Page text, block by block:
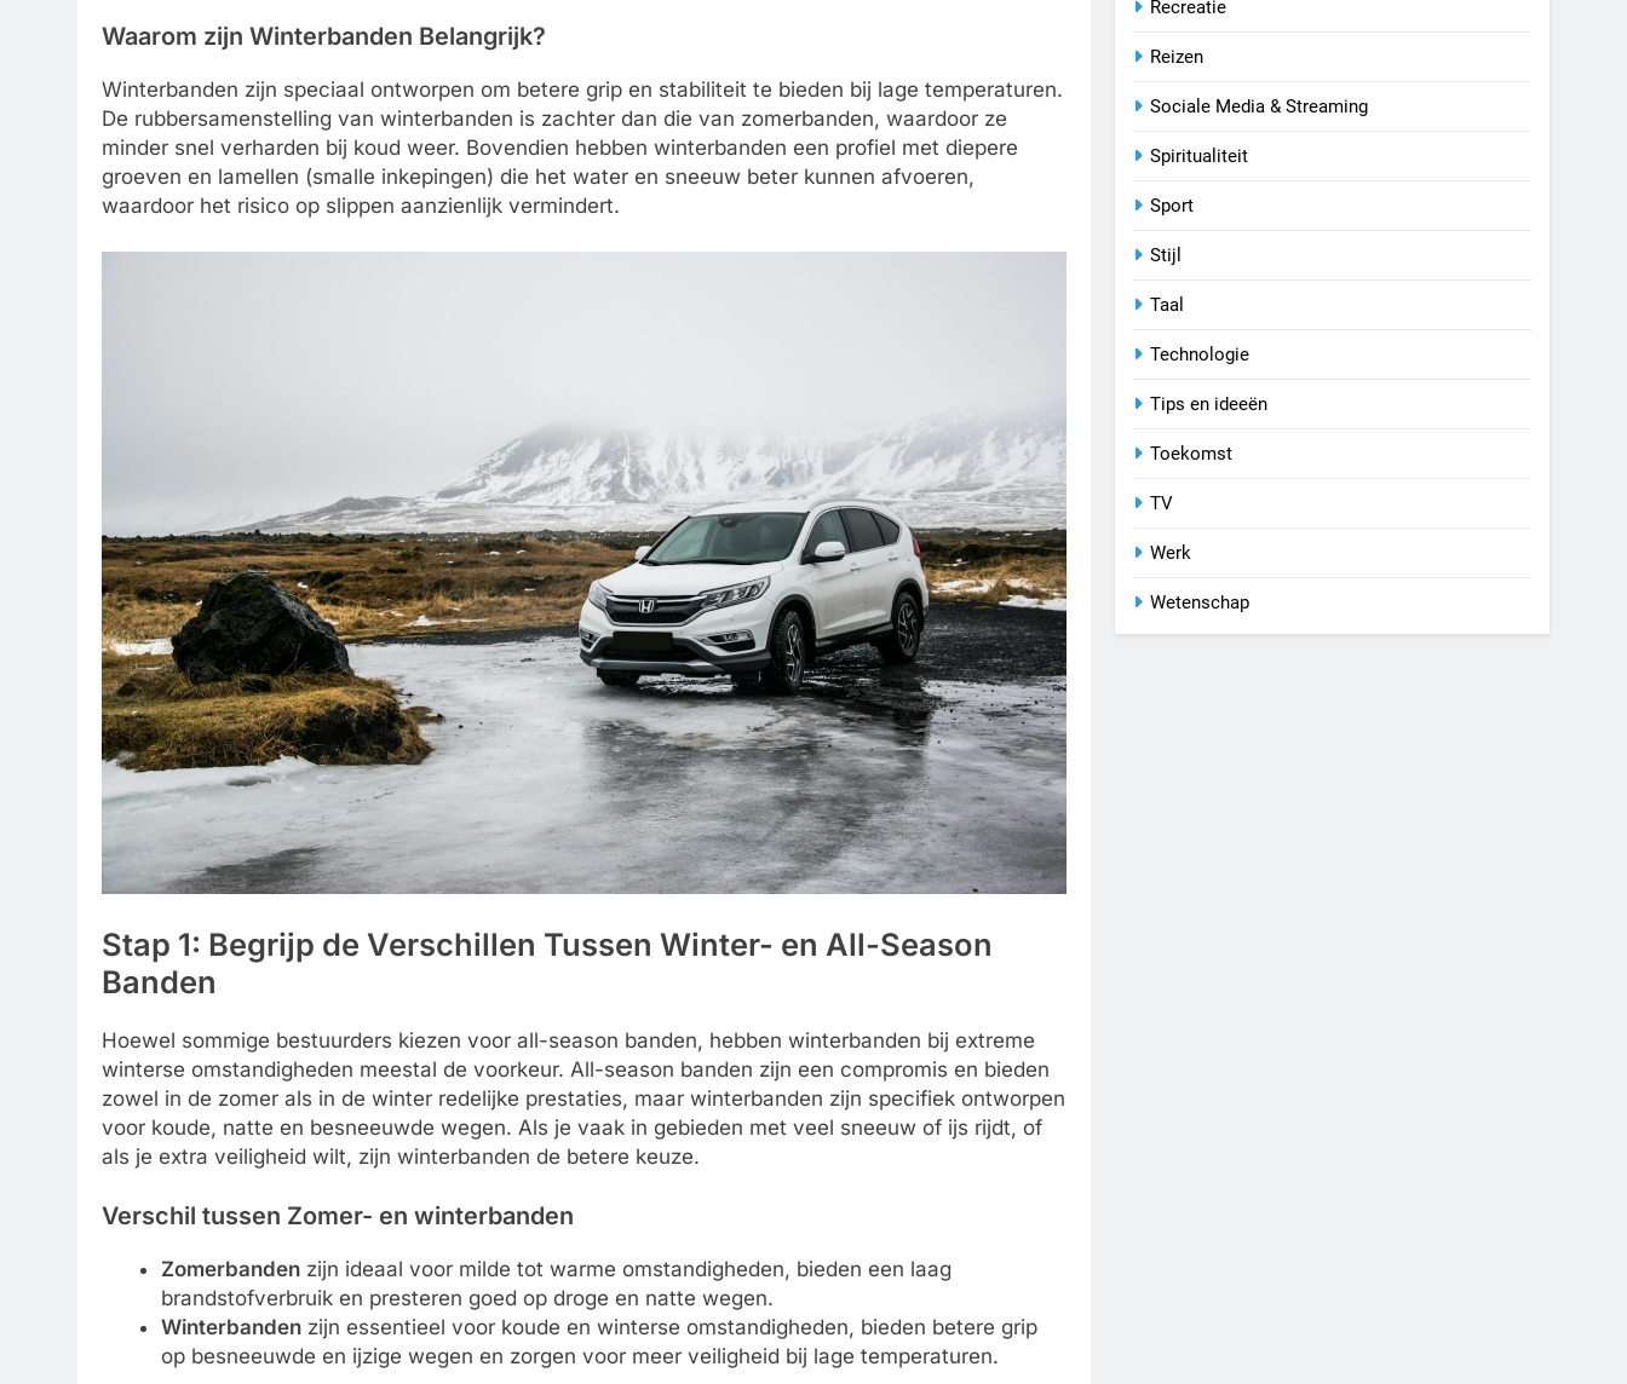
Waarom zijn Winterbanden Belangrijk?
Winterbanden zijn speciaal ontworpen om betere grip en stabiliteit te bieden bij lage temperaturen.
De rubbersamenstelling van winterbanden is zachter dan die van zomerbanden, waardoor ze
minder snel verharden bij koud weer. Bovendien hebben winterbanden een profiel met diepere
groeven en lamellen (smalle inkepingen) die het water en sneeuw beter kunnen afvoeren,
waardoor het risico op slippen aanzienlijk vermindert.
Stap 1: Begrijp de Verschillen Tussen Winter- en All-Season
Banden
Hoewel sommige bestuurders kiezen voor all-season banden, hebben winterbanden bij extreme
winterse omstandigheden meestal de voorkeur. All-season banden zijn een compromis en bieden
zowel in de zomer als in de winter redelijke prestaties, maar winterbanden zijn specifiek ontworpen
voor koude, natte en besneeuwde wegen. Als je vaak in gebieden met veel sneeuw of ijs rijdt, of
als je extra veiligheid wilt, zijn winterbanden de betere keuze.
Verschil tussen Zomer- en winterbanden
Zomerbandenzijn ideaal voor milde tot warme omstandigheden, bieden een laag
brandstofverbruik en presteren goed op droge en natte wegen.
Winterbandenzijn essentieel voor koude en winterse omstandigheden, bieden betere grip
op besneeuwde en ijzige wegen en zorgen voor meer veiligheid bij lage temperaturen.
Recreatie
Reizen
Sociale Media & Streaming
Spiritualiteit
Sport
Stijl
Taal
Technologie
Tips en ideeën
Toekomst
TV
Werk
Wetenschap